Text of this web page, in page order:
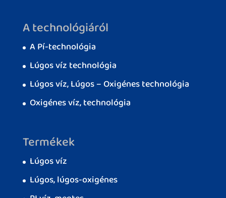
A technológiáról
A Pí-technológia
Lúgos víz technológia
Lúgos víz, Lúgos – Oxigénes technológia
Oxigénes víz, technológia
Termékek
Lúgos víz
Lúgos, lúgos-oxigénes